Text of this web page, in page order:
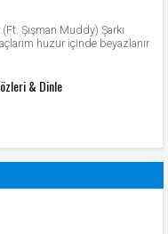
Şişman Muddy) Şarkı
huzur içinde beyazlanır
& Dinle